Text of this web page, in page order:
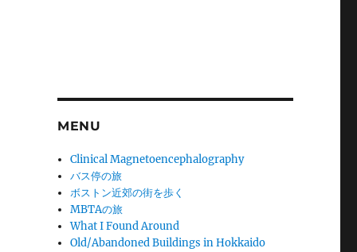
MENU
Clinical Magnetoencephalography
バス停の旅
ボストン近郊の街を歩く
MBTAの旅
What I Found Around
Old/Abandoned Buildings in Hokkaido